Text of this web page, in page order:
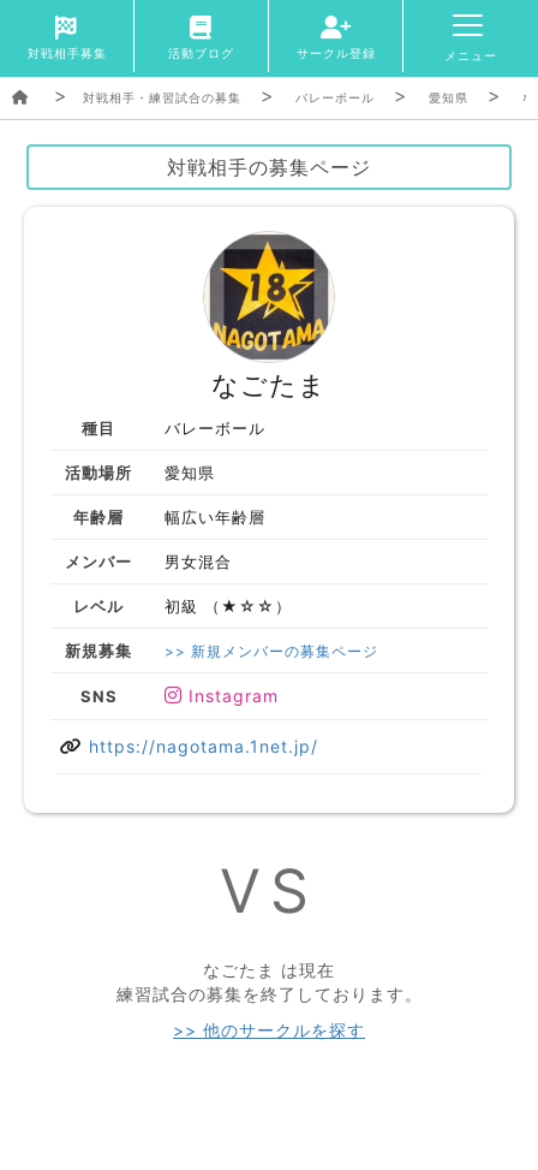
対戦相手募集 活動ブログ サークル登録 メニュー
対戦相手・練習試合の募集 バレーボール 愛知県 な
対戦相手の募集ページ
なごたま
種目 バレーボール
活動場所 愛知県
年齢層 幅広い年齢層
メンバー 男女混合
レベル 初級 （★☆☆）
新規募集 >> 新規メンバーの募集ページ
SNS Instagram
https://nagotama.1net.jp/
VS
なごたま は現在
練習試合の募集を終了しております。
>> 他のサークルを探す